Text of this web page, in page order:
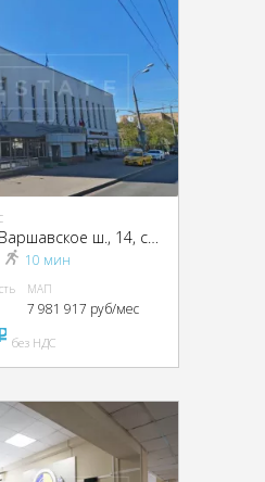
ЮАО, г Москва, Варшавское ш., 14, стр. 1
10 мин
МАП
7 981 917 руб/мес
без НДС